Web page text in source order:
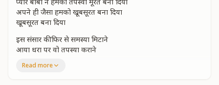
अपने ही जैसा हमको खूबसूरत बना दिया
खूबसूरत बना दिया
इस संसार की फिर से समस्या मिटाने
आया धरा पर वो तपस्या कराने
आया धरा पर हमको तपस्या कराने
Read more